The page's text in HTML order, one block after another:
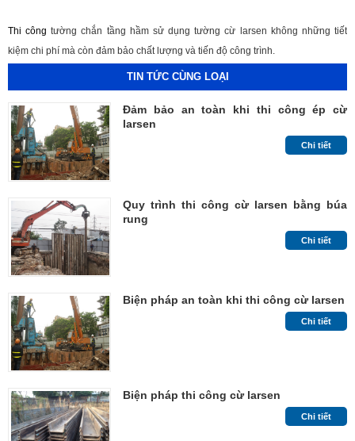
Thi công tường chắn tầng hầm sử dụng tường cừ larsen không những tiết
kiệm chi phí mà còn đảm bảo chất lượng và tiến độ công trình.
TIN TỨC CÙNG LOẠI
Đảm bảo an toàn khi thi công ép cừ
larsen
Chi tiết
Quy trình thi công cừ larsen bằng búa
rung
Chi tiết
Biện pháp an toàn khi thi công cừ larsen
Chi tiết
Biện pháp thi công cừ larsen
Chi tiết